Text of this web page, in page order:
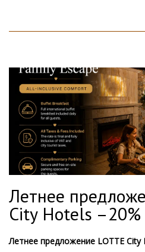
Летнее
City Hotels –20%
Летнее предложение LOTTE City